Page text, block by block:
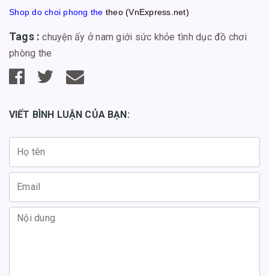
Shop do choi phong the theo (VnExpress.net)
Tags :chuyện ấy ở nam giới sức khỏe tình dục đồ chơi
phòng the
VIẾT BÌNH LUẬN CỦA BẠN: